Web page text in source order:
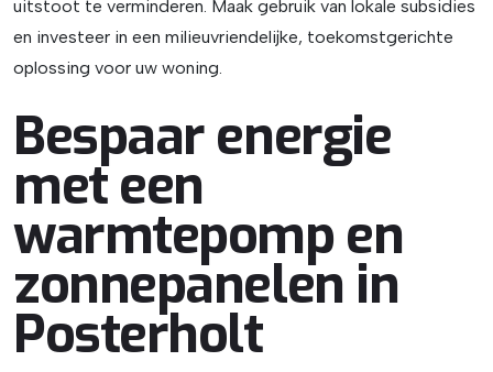
uitstoot te verminderen. Maak gebruik van lokale subsidies
en investeer in een milieuvriendelijke, toekomstgerichte
oplossing voor uw woning.
Bespaar energie
met een
warmtepomp en
zonnepanelen in
Posterholt